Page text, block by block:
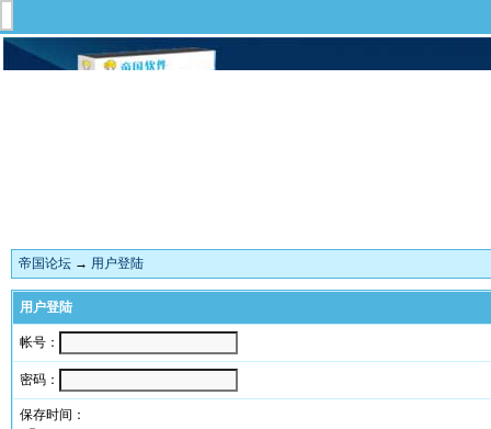
帝国论坛→用户登陆
用户登陆
帐号：
密码：
保存时间：